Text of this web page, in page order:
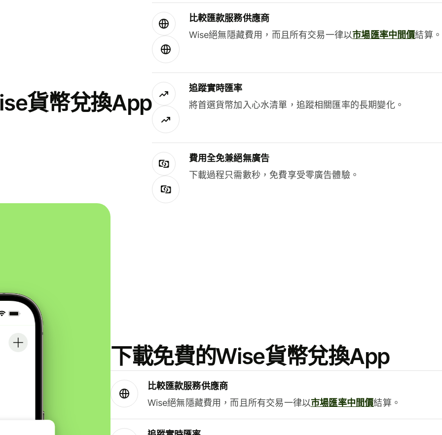
貨幣兌換App
比較匯款服務供應商
Wise絕無隱藏費用，而且所有交易一律以市場匯率中間價結算。
追蹤實時匯率
將首選貨幣加入心水清單，追蹤相關匯率的長期變化。
費用全免兼絕無廣告
下載過程只需數秒，免費享受零廣告體驗。
下載免費的Wise貨幣兌換App
比較匯款服務供應商
Wise絕無隱藏費用，而且所有交易一律以市場匯率中間價結算。